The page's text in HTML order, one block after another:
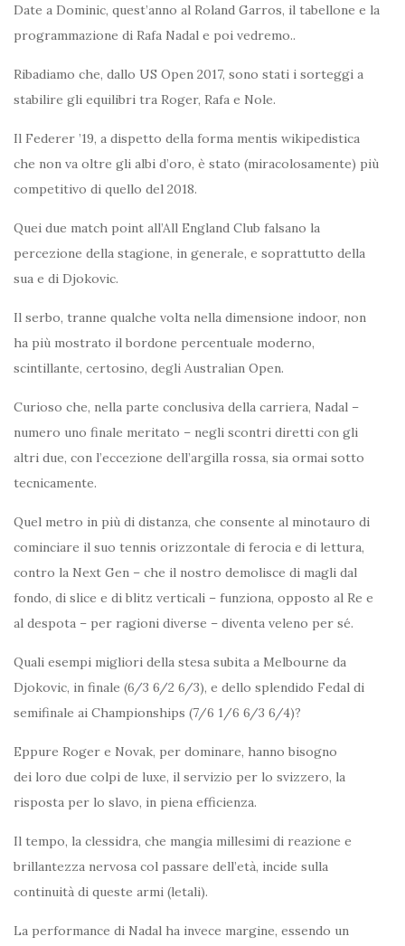
Date a Dominic, quest’anno al Roland Garros, il tabellone e la
programmazione di Rafa Nadal e poi vedremo..
Ribadiamo che, dallo US Open 2017, sono stati i sorteggi a
stabilire gli equilibri tra Roger, Rafa e Nole.
Il Federer ’19, a dispetto della forma mentis wikipedistica
che non va oltre gli albi d’oro, è stato (miracolosamente) più
competitivo di quello del 2018.
Quei due match point all’All England Club falsano la
percezione della stagione, in generale, e soprattutto della
sua e di Djokovic.
Il serbo, tranne qualche volta nella dimensione indoor, non
ha più mostrato il bordone percentuale moderno,
scintillante, certosino, degli Australian Open.
Curioso che, nella parte conclusiva della carriera, Nadal –
numero uno finale meritato – negli scontri diretti con gli
altri due, con l’eccezione dell’argilla rossa, sia ormai sotto
tecnicamente.
Quel metro in più di distanza, che consente al minotauro di
cominciare il suo tennis orizzontale di ferocia e di lettura,
contro la Next Gen – che il nostro demolisce di magli dal
fondo, di slice e di blitz verticali – funziona, opposto al Re e
al despota – per ragioni diverse – diventa veleno per sé.
Quali esempi migliori della stesa subita a Melbourne da
Djokovic, in finale (6/3 6/2 6/3), e dello splendido Fedal di
semifinale ai Championships (7/6 1/6 6/3 6/4)?
Eppure Roger e Novak, per dominare, hanno bisogno
dei loro due colpi de luxe, il servizio per lo svizzero, la
risposta per lo slavo, in piena efficienza.
Il tempo, la clessidra, che mangia millesimi di reazione e
brillantezza nervosa col passare dell’età, incide sulla
continuità di queste armi (letali).
La performance di Nadal ha invece margine, essendo un